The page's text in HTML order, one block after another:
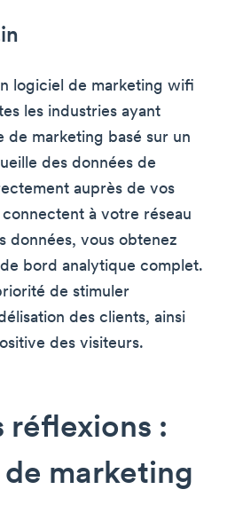
logiciel de marketing wifi
les industries ayant
de marketing basé sur un
des données de
auprès de vos
à votre réseau
données, vous obtenez
bord analytique complet.
de stimuler
des clients, ainsi
des visiteurs.
réflexions :
marketing